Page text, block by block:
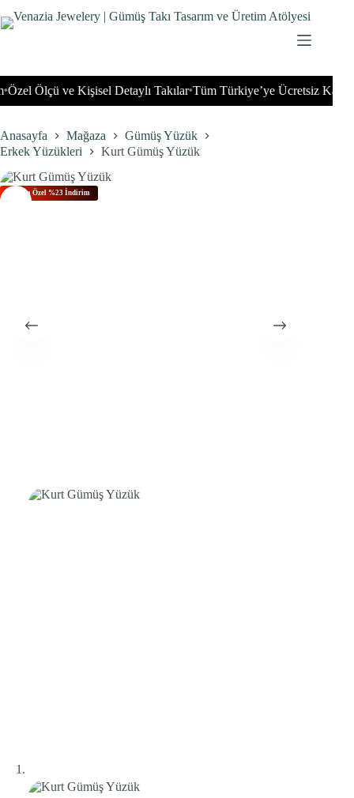
geç
Ölçü ve Kişisel Detaylı Takılar•Tüm Türkiye’ye Ücretsiz Kargo
Anasayfa Mağaza
Gümüş Yüzük
Erkek Yüzükleri
Kurt Gümüş Yüzük
Bu Aya Özel %23 İndirim